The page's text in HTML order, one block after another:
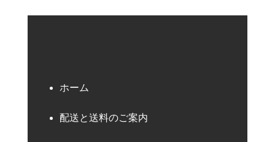
ホーム
配送と送料のご案内